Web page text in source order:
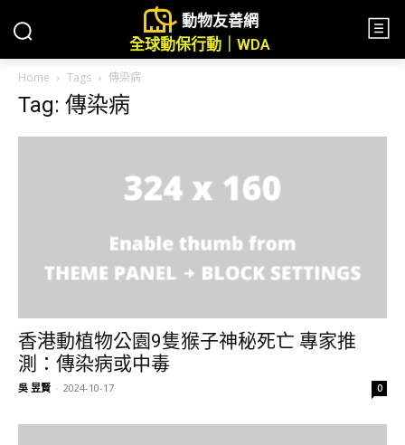
動物友善網
全球動保行動｜WDA
Home Tags 傳染病
Tag: 傳染病
香港動植物公園9隻猴子神秘死亡 專家推
測：傳染病或中毒
吳 昱賢 - 2024-10-17 0